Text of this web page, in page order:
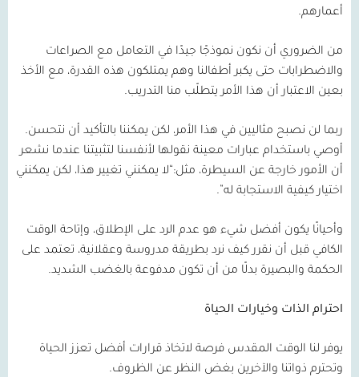
أعمارهم.
من الضروري أن نكون نموذجًا جيدًا في التعامل مع الصراعات
والاضطرابات حتى يكبر أطفالنا وهم يمتلكون هذه القدرة، مع الأخذ
بعين الاعتبار أن هذا الأمر يتطلّب منا التدريب.
ربما لن نصبح مثاليين في هذا الأمر، لكن يمكننا بالتأكيد أن نتحسن.
أوصي باستخدام عبارات معينة نقولها لأنفسنا لتثبيتنا عندما نشعر
أن الأمور خارجة عن السيطرة، مثل:“لا يمكنني تغيير هذا، لكن يمكنني
اختيار كيفية الاستجابة له”.
وأحيانًا يكون أفضل شيء هو عدم الرد على الإطلاق، وإتاحة الوقت
الكافي قبل أن نقرر كيف نرد بطريقة مدروسة وعقلانية، تعتمد على
الحكمة والبصيرة بدلًا من أن تكون مدفوعة بالغضب الشديد.
احترام الذات وخيارات الحياة
يوفر لنا الوقت المقدس فرصة لاتخاذ قرارات أفضل تعزز الحياة
وتحترم ذواتنا والآخرين بغض النظر عن الظروف.